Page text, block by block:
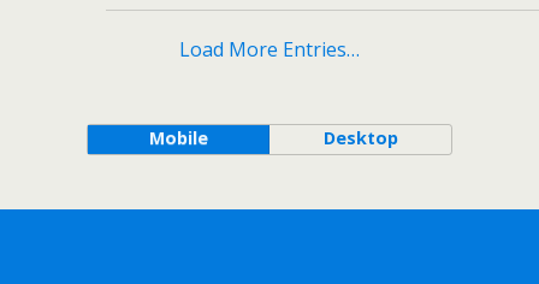
Load More Entries…
Mobile Desktop